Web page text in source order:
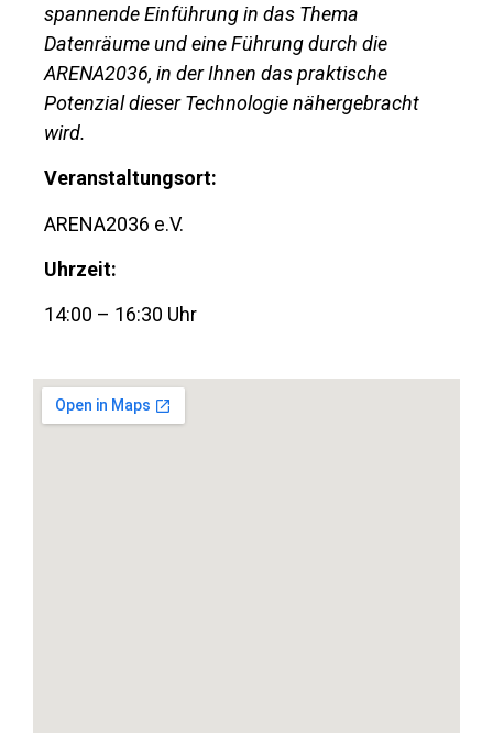
spannende Einführung in das Thema
Datenräume und eine Führung durch die
ARENA2036, in der Ihnen das praktische
Potenzial dieser Technologie nähergebracht
wird.
Veranstaltungsort:
ARENA2036 e.V.
Uhrzeit:
14:00 – 16:30 Uhr